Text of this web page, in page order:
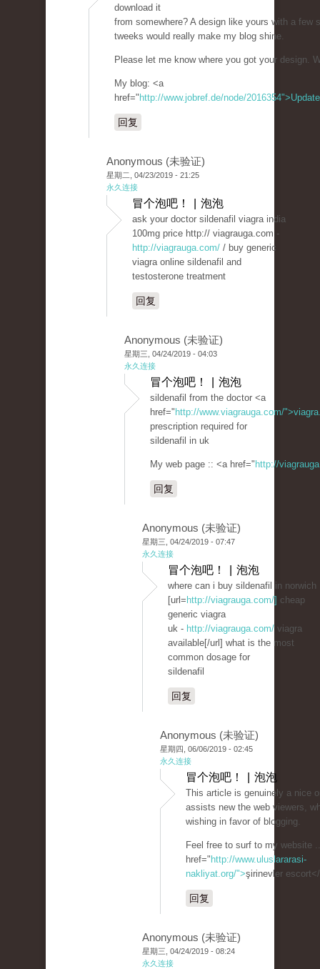
download it
from somewhere? A design like yours with a few
tweeks would really make my blog shine.
Please let me know where you got your design.
My blog: <a
href=" http://www.jobref.de/node/2016354">Update
回复
Anonymous (未验证)
星期二, 04/23/2019 - 21:25
永久连接
冒个泡吧！ | 泡泡
ask your doctor sildenafil viagra india
100mg price http:// viagrauga.com -
http://viagrauga.com/ / buy generic
viagra online sildenafil and
testosterone treatment
回复
Anonymous (未验证)
星期三, 04/24/2019 - 04:03
永久连接
冒个泡吧！ | 泡泡
sildenafil from the doctor <a
href=" http://www.viagrauga.com/
prescription required for
sildenafil in uk
My web page :: <a href=" http://
回复
Anonymous (未验证)
星期三, 04/24/2019 - 07:47
永久连接
冒个泡吧！ | 泡泡
where can i buy sildenafil in norwich
[url= http://viagrauga.com/] cheap
generic viagra
uk - http://viagrauga.com/ viagra
available[/url] what is the most
common dosage for
sildenafil
回复
Anonymous (未验证)
星期四, 06/06/2019 - 02:45
永久连接
冒个泡吧！ | 泡泡
This article is genuinely a nice
assists new the web viewers,
wishing in favor of blogging.
Feel free to surf to my website
href=" http://www.uluslararasi-
nakliyat.org/">şirinevler
回复
Anonymous (未验证)
星期三, 04/24/2019 - 08:24
永久连接